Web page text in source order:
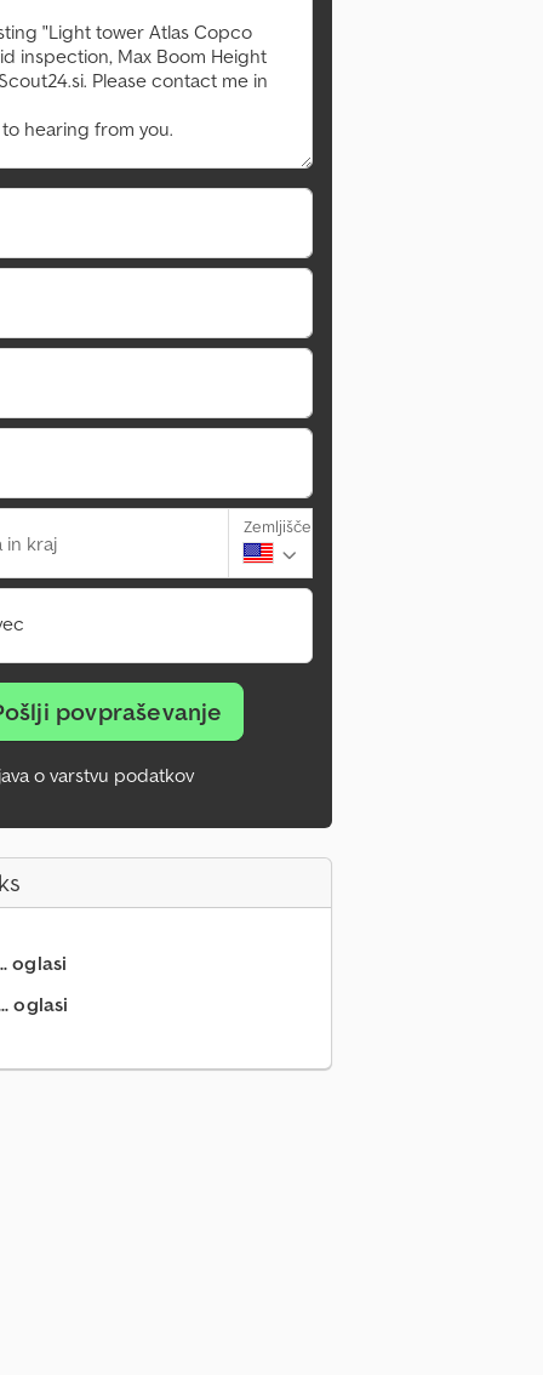
in kraj
Zemljišče
povpraševanje
o varstvu podatkov
oglasi
oglasi